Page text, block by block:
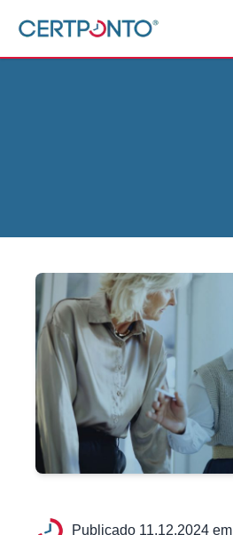
Publicado 11.12.2024 em